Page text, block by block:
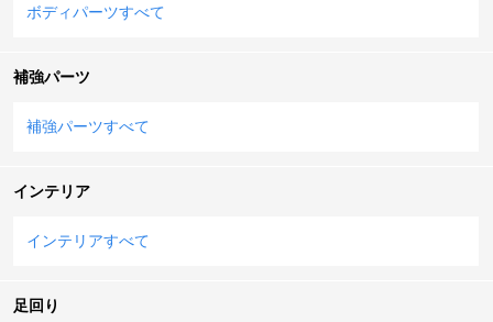
ボディパーツすべて
補強パーツ
補強パーツすべて
インテリア
インテリアすべて
足回り